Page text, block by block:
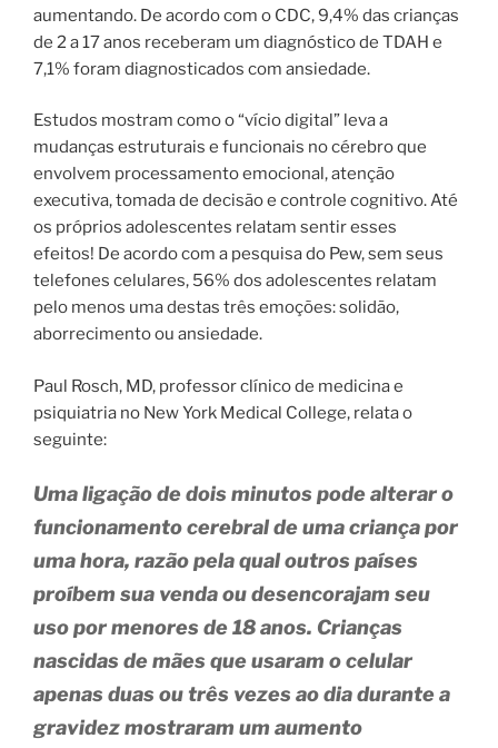
aumentando. De acordo com o CDC, 9,4% das crianças
de 2 a 17 anos receberam um diagnóstico de TDAH e
7,1% foram diagnosticados com ansiedade.
Estudos mostram como o “vício digital” leva a
mudanças estruturais e funcionais no cérebro que
envolvem processamento emocional, atenção
executiva, tomada de decisão e controle cognitivo. Até
os próprios adolescentes relatam sentir esses
efeitos! De acordo com a pesquisa do Pew, sem seus
telefones celulares, 56% dos adolescentes relatam
pelo menos uma destas três emoções: solidão,
aborrecimento ou ansiedade.
Paul Rosch, MD, professor clínico de medicina e
psiquiatria no New York Medical College, relata o
seguinte:
Uma ligação de dois minutos pode alterar o
funcionamento cerebral de uma criança por
uma hora, razão pela qual outros países
proíbem sua venda ou desencorajam seu
uso por menores de 18 anos. Crianças
nascidas de mães que usaram o celular
apenas duas ou três vezes ao dia durante a
gravidez mostraram um aumento